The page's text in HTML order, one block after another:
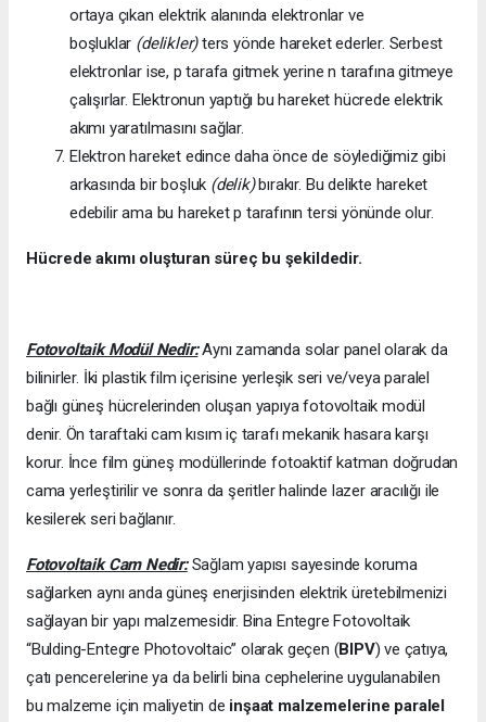
ortaya çıkan elektrik alanında elektronlar ve
boşluklar (delikler)ters yönde hareket ederler. Serbest
elektronlar ise, p tarafa gitmek yerine n tarafına gitmeye
çalışırlar. Elektronun yaptığı bu hareket hücrede elektrik
akımı yaratılmasını sağlar.
Elektron hareket edince daha önce de söylediğimiz gibi
arkasında bir boşluk (delik)bırakır. Bu delikte hareket
edebilir ama bu hareket p tarafının tersi yönünde olur.
Hücrede akımı oluşturan süreç bu şekildedir.
Fotovoltaik Modül Nedir:Aynı zamanda solar panel olarak da
bilinirler. İki plastik film içerisine yerleşik seri ve/veya paralel
bağlı güneş hücrelerinden oluşan yapıya fotovoltaik modül
denir. Ön taraftaki cam kısım iç tarafı mekanik hasara karşı
korur. İnce film güneş modüllerinde fotoaktif katman doğrudan
cama yerleştirilir ve sonra da şeritler halinde lazer aracılığı ile
kesilerek seri bağlanır.
Fotovoltaik Cam Nedir:Sağlam yapısı sayesinde koruma
sağlarken aynı anda güneş enerjisinden elektrik üretebilmenizi
sağlayan bir yapı malzemesidir. Bina Entegre Fotovoltaik
“Bulding-Entegre Photovoltaic” olarak geçen (BIPV) ve çatıya,
çatı pencerelerine ya da belirli bina cephelerine uygulanabilen
bu malzeme için maliyetin de inşaat malzemelerine paralel